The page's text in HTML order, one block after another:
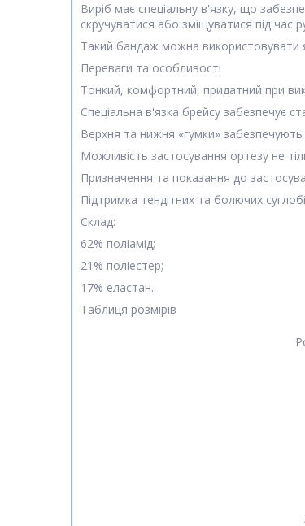
Виріб має спеціальну в'язку, що
скручуватися або зміщуватися під час
Такий бандаж можна використовувати
Переваги та особливості
Тонкий, комфортний, придатний при
Спеціальна в'язка брейсу забезпечує
Верхня та нижня «гумки» забезпечують
Можливість застосування ортезу не
Призначення та показання до
Підтримка тендітних та болючих
Склад:
62% поліамід;
21% поліестер;
17% еластан.
Таблиця розмірів